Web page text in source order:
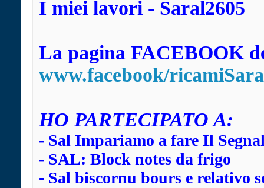
I miei lavori - Saral2605
La pagina FACEBOOK
www.facebook/ricamiSara
HO PARTECIPATO A:
- Sal Impariamo a fare Il
- SAL: Block notes da frigo
- Sal biscornu bours e relativo